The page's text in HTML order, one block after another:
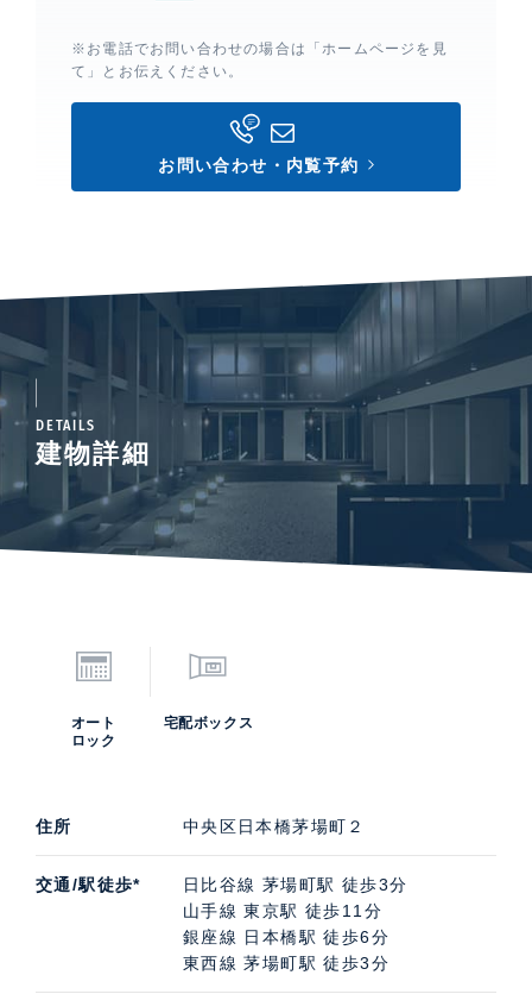
※お電話でお問い合わせの場合は「ホームページを見
て」とお伝えください。
お問い合わせ・内覧予約
DETAILS
建物詳細
オート
ロック
宅配ボックス
住所 中央区日本橋茅場町２
交通/駅徒歩*
日比谷線 茅場町駅 徒歩3分
山手線 東京駅 徒歩11分
銀座線 日本橋駅 徒歩6分
東西線 茅場町駅 徒歩3分